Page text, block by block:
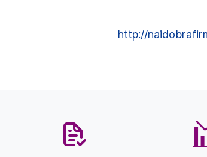
http://